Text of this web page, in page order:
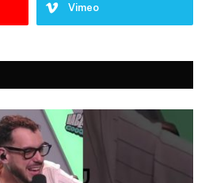
Vimeo